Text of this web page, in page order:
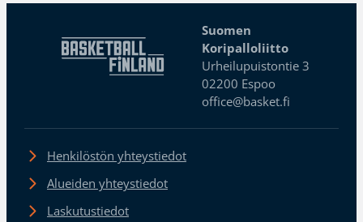
Suomen
Koripalloliitto
Urheilupuistontie 3
02200 Espoo
office@basket.fi
Henkilöstön yhteystiedot
Alueiden yhteystiedot
Laskutustiedot